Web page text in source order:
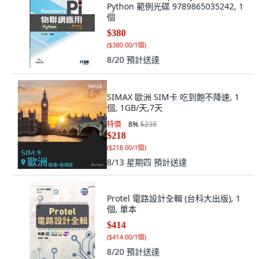
Python 範例光碟 9789865035242, 1
個
$380
($380.00/1個)
8/20 預計送達
SIMAX 歐洲 SIM卡 吃到飽不降速, 1
個, 1GB/天,7天
特價 8%$238
$218
($218.00/1個)
8/13 星期四 預計送達
Protel 電路設計全輯 (台科大出版), 1
個, 單本
$414
($414.00/1個)
8/20 預計送達